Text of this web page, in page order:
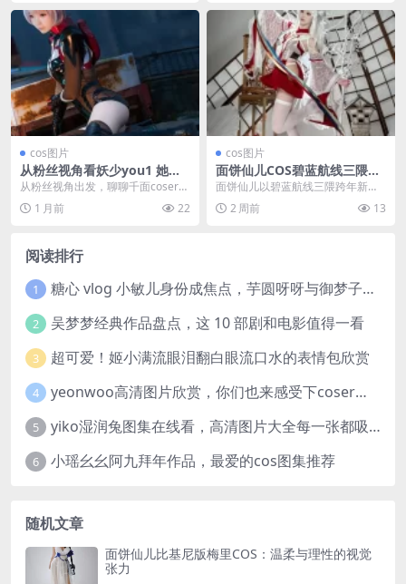
cos图片
从粉丝视角看妖少you1 她到
底凭什么让人这么喜欢
从粉丝视角出发，聊聊千面coser妖
少you1如何通过细节把控、情感共
鸣和真诚互...
1 月前 22
cos图片
面饼仙儿COS碧蓝航线三隈：
跨年新年版的娇俏与优雅
面饼仙儿以碧蓝航线三隈跨年新年
版造型出镜，盘坐榻榻米，搭配日
式装饰与红色道具，诠...
2 周前 13
阅读排行
1 糖心 vlog 小敏儿身份成焦点，芋圆呀呀与御梦子谁更胜一筹
2 吴梦梦经典作品盘点，这 10 部剧和电影值得一看
3 超可爱！姬小满流眼泪翻白眼流口水的表情包欣赏
4 yeonwoo高清图片欣赏，你们也来感受下coser美女这颜值吧！
5 yiko湿润兔图集在线看，高清图片大全每一张都吸睛
6 小瑶幺幺阿九拜年作品，最爱的cos图集推荐
随机文章
面饼仙儿比基尼版梅里COS：温柔与理性的视觉
张力